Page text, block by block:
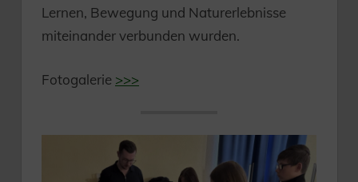
Lernen, Bewegung und Naturerlebnisse
miteinander verbunden wurden.
Fotogalerie >>>